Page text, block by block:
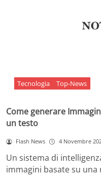
Tecnologia Top-News
Come generare
un testo
Flash News 4 Novembre
Un sistema di
immagini basate su